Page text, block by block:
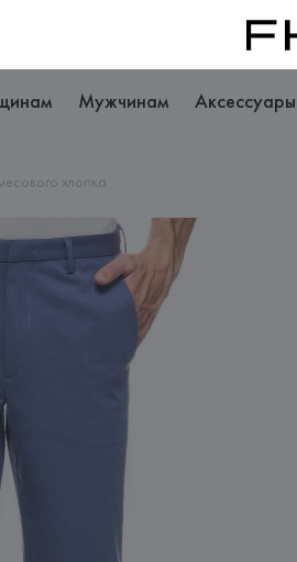
Мужчинам Аксессуары
хлопка